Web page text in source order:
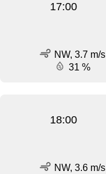
17:00
NW, 3.7 m/s
31 %
18:00
NW, 3.6 m/s